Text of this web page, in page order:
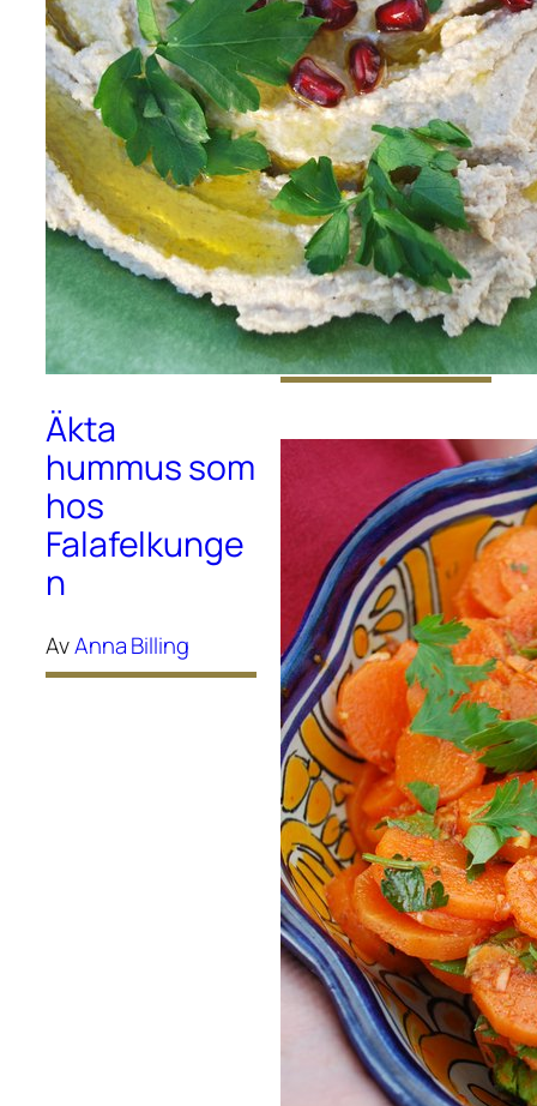
Sopa de
Lima: Frisk
kycklingsopp
a från
Yucatán
AvAnna Billing
Äkta
hummus som
hos
Falafelkunge
n
AvAnna Billing